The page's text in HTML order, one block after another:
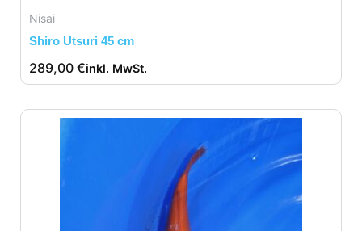
Nisai
Shiro Utsuri 45 cm
289,00 €inkl. MwSt.